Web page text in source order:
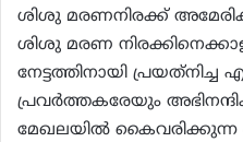
ശിശു മരണനിരക്ക്
ശിശു മരണ
നേട്ടത്തിനായി പ്രയത്‌നിച്ച
പ്രവര്‍ത്തകരേയും
മേഖലയില്‍